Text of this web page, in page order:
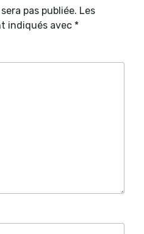
pas publiée. Les
indiqués avec *